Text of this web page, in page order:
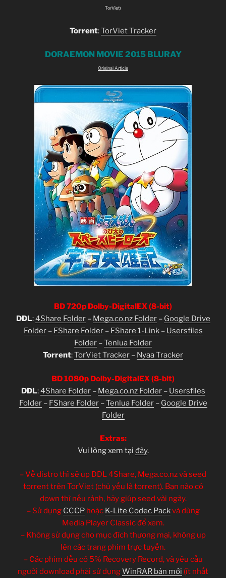
TorViet)
Torrent:TorViet Tracker
DORAEMON MOVIE 2015 BLURAY
Original Article
BD 720p Dolby-DigitalEX (8-bit)
DDL:4Share Folder– Mega.co.nz Folder– Google Drive
Folder– FShare Folder– FShare 1-Link– Usersfiles
Folder –Tenlua Folder
Torrent:TorViet Tracker – Nyaa Tracker
BD 1080p Dolby-DigitalEX (8-bit)
DDL:4Share Folder– Mega.co.nz Folder– Usersfiles
Folder– FShare Folder–Tenlua Folder– Google Drive
Folder
Extras:
Vui lòng xem tại đây.
– Về distro thì sẽ up DDL 4Share, Mega.co.nz và seed
torrent trên TorViet (chủ yếu là torrent). Bạn nào có
down thì nếu rảnh, hãy giúp seed vài ngày.
– Sử dụng CCCPhoặc K-Lite Codec Packvà dùng
Media Player Classic để xem.
– Không sử dụng cho mục đích thương mại, không up
lên các trang phim trực tuyến.
– Các phim đều có 5% Recovery Record, và yêu cầu
người download phải sử dụngWinRAR bản mới (ít nhất